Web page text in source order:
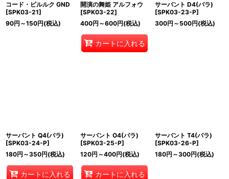
コード・ピルルク GND
[SPK03-21]
90円 ～150円(税込)
開演の舞姫 アルフォウ
[SPK03-22]
400円 ～600円(税込)
カートに入れる
サーバント D4(パラ)
[SPK03-23-P]
300円 ～500円(税込)
サーバント Q4(パラ)
[SPK03-24-P]
180円 ～350円(税込)
カートに入れる
サーバント O4(パラ)
[SPK03-25-P]
120円 ～400円(税込)
カートに入れる
サーバント T4(パラ)
[SPK03-26-P]
180円 ～300円(税込)